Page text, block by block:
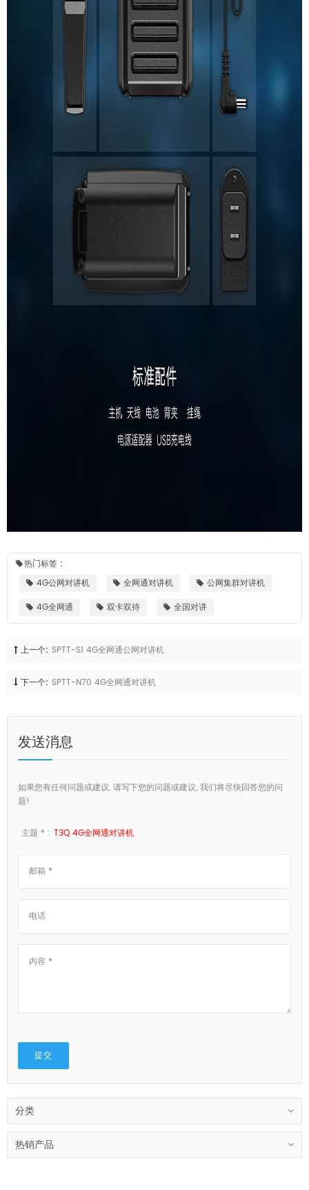
热门标签 :
4G公网对讲机
全网通对讲机
公网集群对讲机
4G全网通
双卡双待 全国对讲
上一个: SPTT-S1 4G全网通公网对讲机
下一个: SPTT-N70 4G全网通对讲机
发送消息
如果您有任何问题或建议, 请写下您的问题或建议, 我们将尽快回答您的问
题!
主题 * : T3Q 4G全网通对讲机
分类
热销产品